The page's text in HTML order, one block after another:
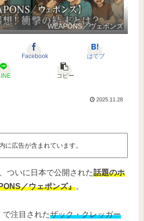
WEAPONS／ウェポンズ
Facebook はてブ
コピー
2025.11.28
に広告が含まれています。
ついに日本で公開された話題のホ
／ウェポンズ』。
で注目されたザック・クレッガー